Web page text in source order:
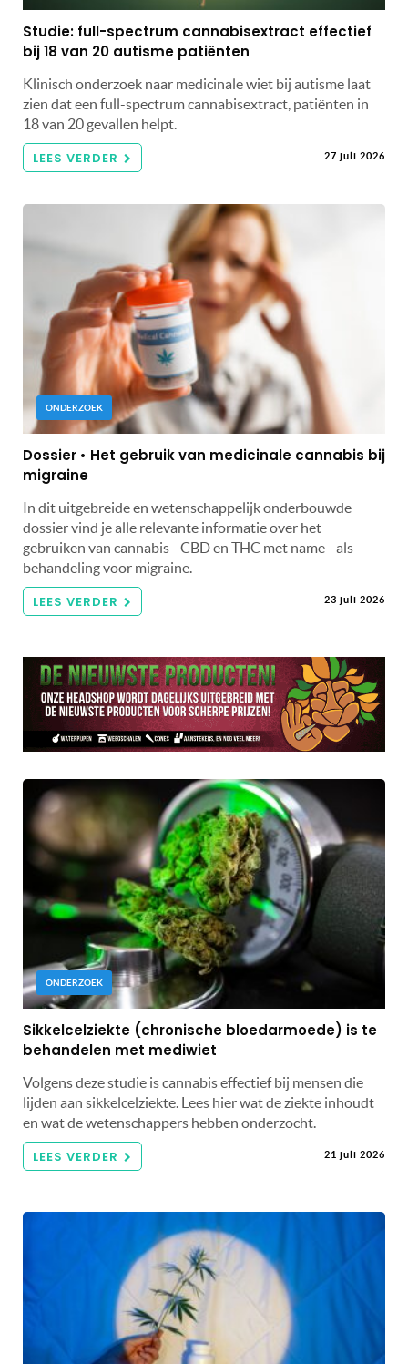
Studie: full-spectrum cannabisextract effectief
bij 18 van 20 autisme patiënten
Klinisch onderzoek naar medicinale wiet bij autisme laat
zien dat een full-spectrum cannabisextract, patiënten in
18 van 20 gevallen helpt.
LEES VERDER 27 juli 2026
ONDERZOEK
Dossier • Het gebruik van medicinale cannabis bij
migraine
In dit uitgebreide en wetenschappelijk onderbouwde
dossier vind je alle relevante informatie over het
gebruiken van cannabis - CBD en THC met name - als
behandeling voor migraine.
LEES VERDER 23 juli 2026
ONDERZOEK
Sikkelcelziekte (chronische bloedarmoede) is te
behandelen met mediwiet
Volgens deze studie is cannabis effectief bij mensen die
lijden aan sikkelcelziekte. Lees hier wat de ziekte inhoudt
en wat de wetenschappers hebben onderzocht.
LEES VERDER 21 juli 2026